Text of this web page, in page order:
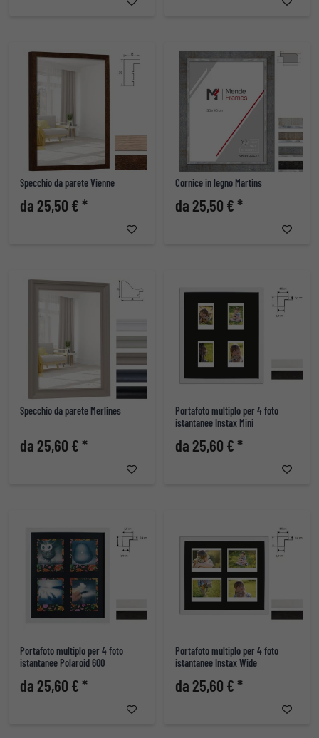
Specchio da parete Vienne
da 25,50 € *
Cornice in legno Martins
da 25,50 € *
Specchio da parete Merlines
da 25,60 € *
Portafoto multiplo per 4 foto
istantanee Instax Mini
da 25,60 € *
Portafoto multiplo per 4 foto
istantanee Polaroid 600
da 25,60 € *
Portafoto multiplo per 4 foto
istantanee Instax Wide
da 25,60 € *